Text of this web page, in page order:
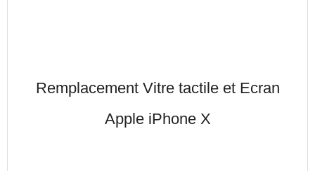
Remplacement Vitre tactile et Ecran
Apple iPhone X